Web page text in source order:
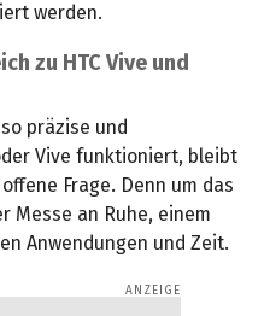
werden.
zu HTC Vive und
präzise und
Vive funktioniert, bleibt
Frage. Denn um das
Messe an Ruhe, einem
Anwendungen und Zeit.